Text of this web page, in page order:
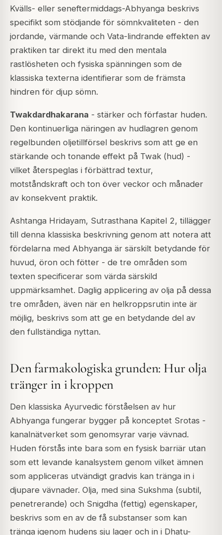
Kvälls- eller seneftermiddags-Abhyanga beskrivs
specifikt som stödjande för sömnkvaliteten - den
jordande, värmande och Vata-lindrande effekten av
praktiken tar direkt itu med den mentala
rastlösheten och fysiska spänningen som de
klassiska texterna identifierar som de främsta
hindren för djup sömn.
Twakdardhakarana - stärker och förfastar huden.
Den kontinuerliga näringen av hudlagren genom
regelbunden oljetillförsel beskrivs som att ge en
stärkande och tonande effekt på Twak (hud) -
vilket återspeglas i förbättrad textur,
motståndskraft och ton över veckor och månader
av konsekvent praktik.
Ashtanga Hridayam, Sutrasthana Kapitel 2, tillägger
till denna klassiska beskrivning genom att notera att
fördelarna med Abhyanga är särskilt betydande för
huvud, öron och fötter - de tre områden som
texten specificerar som värda särskild
uppmärksamhet. Daglig applicering av olja på dessa
tre områden, även när en helkroppsrutin inte är
möjlig, beskrivs som att ge en betydande del av
den fullständiga nyttan.
Den farmakologiska grunden: Hur olja
tränger in i kroppen
Den klassiska Ayurvedic förståelsen av hur
Abhyanga fungerar bygger på konceptet Srotas -
kanalnätverket som genomsyrar varje vävnad.
Huden förstås inte bara som en fysisk barriär utan
som ett levande kanalsystem genom vilket ämnen
som appliceras utvändigt gradvis kan tränga in i
djupare vävnader. Olja, med sina Sukshma (subtil,
penetrerande) och Snigdha (fettig) egenskaper,
beskrivs som en av de få substanser som kan
tränga igenom hudens sju lager och in i Dhatu-